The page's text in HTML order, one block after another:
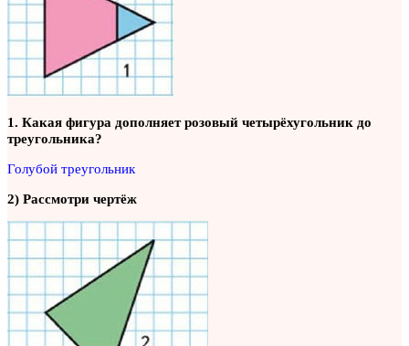
1. Какая фигура дополняет розовый четырёхугольник до
треугольника?
Голубой треугольник
2) Рассмотри чертёж